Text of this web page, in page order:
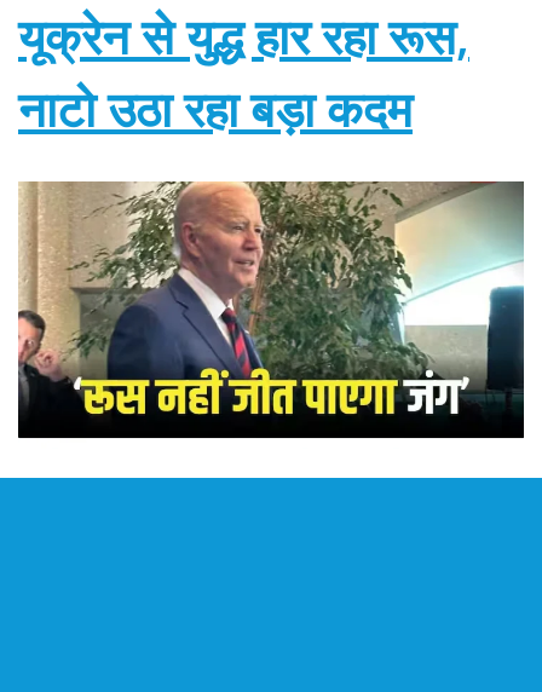
यूक्रेन से युद्ध हार रहा रूस,
नाटो उठा रहा बड़ा कदम